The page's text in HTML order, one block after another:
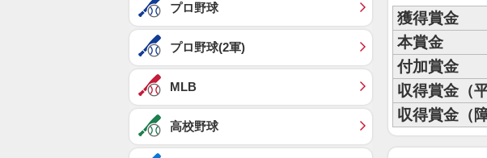
獲得賞金
本賞金
付加賞金
収得賞金（平
収得賞金（障
プロ野球
プロ野球(2軍)
MLB
高校野球